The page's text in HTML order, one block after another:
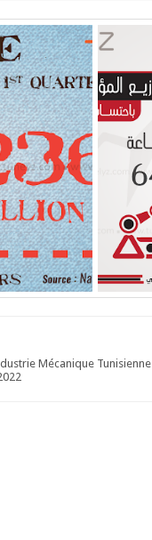
Mécanique Tunisienne